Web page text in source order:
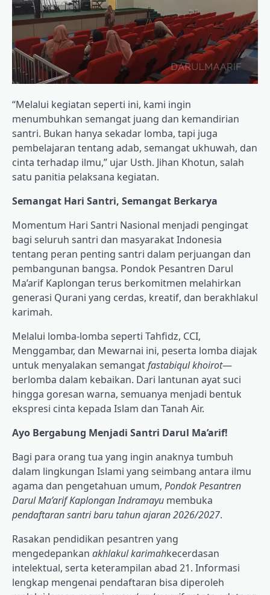
“Melalui kegiatan seperti ini, kami ingin
menumbuhkan semangat juang dan kemandirian
santri. Bukan hanya sekadar lomba, tapi juga
pembelajaran tentang adab, semangat ukhuwah, dan
cinta terhadap ilmu,” ujar Usth. Jihan Khotun, salah
satu panitia pelaksana kegiatan.
Semangat Hari Santri, Semangat Berkarya
Momentum Hari Santri Nasional menjadi pengingat
bagi seluruh santri dan masyarakat Indonesia
tentang peran penting santri dalam perjuangan dan
pembangunan bangsa. Pondok Pesantren Darul
Ma’arif Kaplongan terus berkomitmen melahirkan
generasi Qurani yang cerdas, kreatif, dan berakhlakul
karimah.
Melalui lomba-lomba seperti Tahfidz, CCI,
Menggambar, dan Mewarnai ini, peserta lomba diajak
untuk menyalakan semangatfastabiqul khoirot—
berlomba dalam kebaikan. Dari lantunan ayat suci
hingga goresan warna, semuanya menjadi bentuk
ekspresi cinta kepada Islam dan Tanah Air.
Ayo Bergabung Menjadi Santri Darul Ma’arif!
Bagi para orang tua yang ingin anaknya tumbuh
dalam lingkungan Islami yang seimbang antara ilmu
agama dan pengetahuan umum, Pondok Pesantren
Darul Ma’arif Kaplongan Indramayu membuka
pendaftaran santri baru tahun ajaran 2026/2027.
Rasakan pendidikan pesantren yang
mengedepankan akhlakul karimahkecerdasan
intelektual, serta keterampilan abad 21. Informasi
lengkap mengenai pendaftaran bisa diperoleh